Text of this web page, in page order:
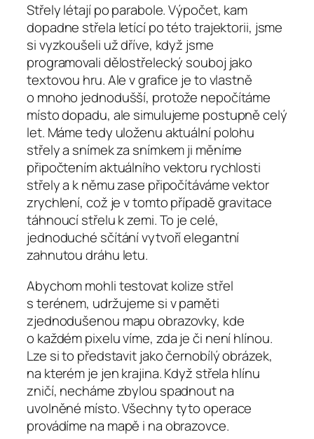
Střely létají po parabole. Výpočet, kam
dopadne střela letící po této trajektorii, jsme
si vyzkoušeli už dříve, když jsme
programovali dělostřelecký souboj jako
textovou hru. Ale v grafice je to vlastně
o mnoho jednodušší, protože nepočítáme
místo dopadu, ale simulujeme postupně celý
let. Máme tedy uloženu aktuální polohu
střely a snímek za snímkem ji měníme
připočtením aktuálního vektoru rychlosti
střely a k němu zase připočítáváme vektor
zrychlení, což je v tomto případě gravitace
táhnoucí střelu k zemi. To je celé,
jednoduché sčítání vytvoří elegantní
zahnutou dráhu letu.
Abychom mohli testovat kolize střel
s terénem, udržujeme si v paměti
zjednodušenou mapu obrazovky, kde
o každém pixelu víme, zda je či není hlínou.
Lze si to představit jako černobílý obrázek,
na kterém je jen krajina. Když střela hlínu
zničí, necháme zbylou spadnout na
uvolněné místo. Všechny tyto operace
provádíme na mapě i na obrazovce.